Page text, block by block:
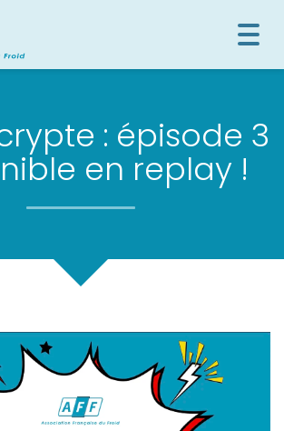
: épisode 3
en replay !